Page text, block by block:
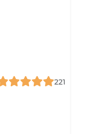
221